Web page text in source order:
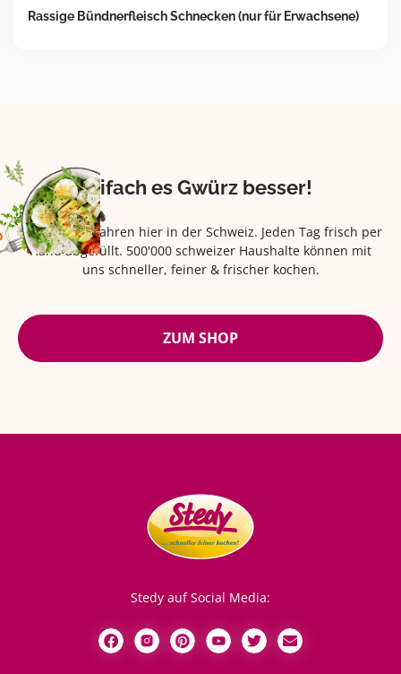
Rassige Bündnerfleisch Schnecken (nur für Erwachsene)
Eifach es Gwürz besser!
Seit über 42 Jahren hier in der Schweiz. Jeden Tag frisch per
Hand abgefüllt. 500'000 schweizer Haushalte können mit
uns schneller, feiner & frischer kochen.
ZUM SHOP
Stedy auf Social Media: